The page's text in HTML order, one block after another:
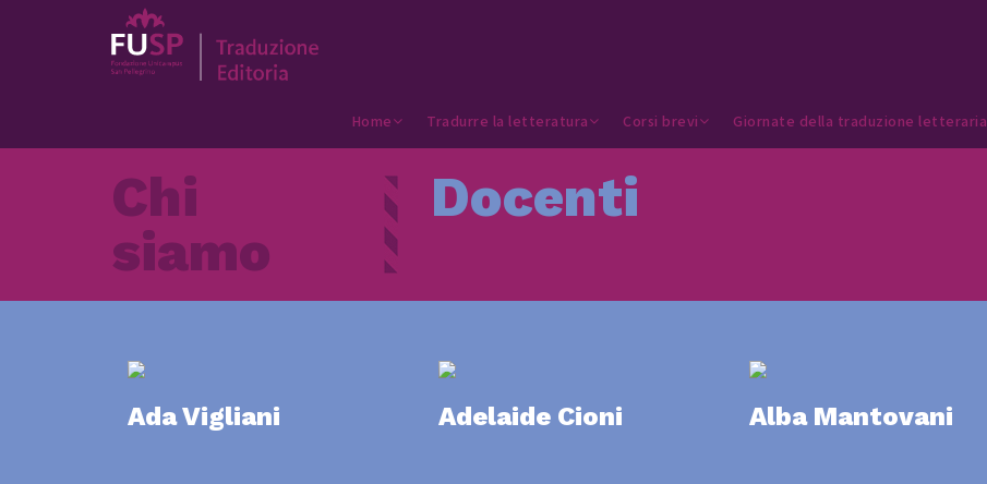
Home Tradurre la letteratura Corsi brevi Giornate della traduzione letteraria
Chi
siamo
Docenti
Ada Vigliani Adelaide Cioni Alba Mantovani